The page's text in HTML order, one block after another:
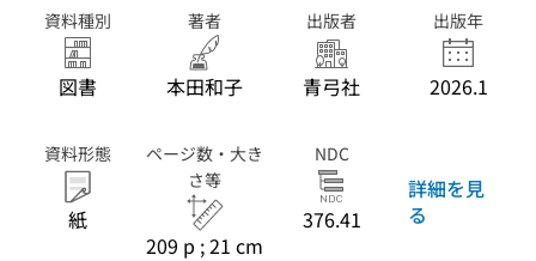
資料種別
図書
著者
本田和子
出版者
青弓社
出版年
2026.1
資料形態
紙
ページ数・大き
さ等
209 p ; 21 cm
NDC
376.41
詳細を見
る